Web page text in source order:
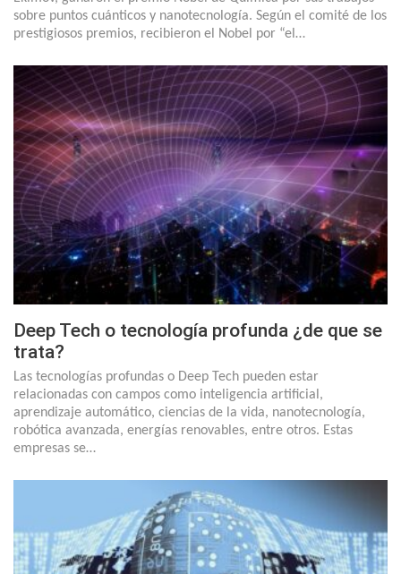
sobre puntos cuánticos y nanotecnología. Según el comité de los
prestigiosos premios, recibieron el Nobel por “el…
Deep Tech o tecnología profunda ¿de que se
trata?
Las tecnologías profundas o Deep Tech pueden estar
relacionadas con campos como inteligencia artificial,
aprendizaje automático, ciencias de la vida, nanotecnología,
robótica avanzada, energías renovables, entre otros. Estas
empresas se…